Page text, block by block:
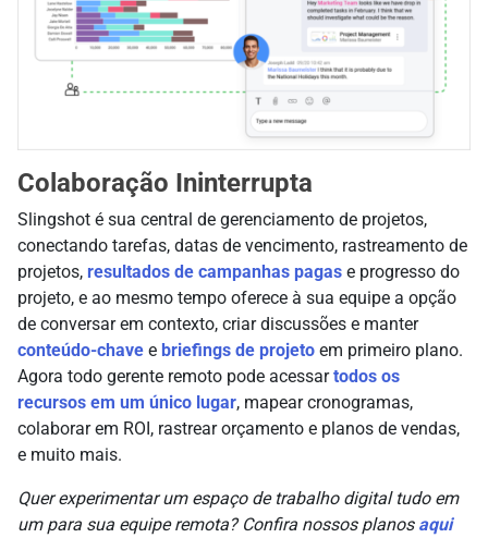
Colaboração Ininterrupta
Slingshot é sua central de gerenciamento de projetos,
conectando tarefas, datas de vencimento, rastreamento de
projetos, resultados de campanhas pagas e progresso do
projeto, e ao mesmo tempo oferece à sua equipe a opção
de conversar em contexto, criar discussões e manter
conteúdo-chave e briefings de projeto em primeiro plano.
Agora todo gerente remoto pode acessartodos os
recursos em um único lugar, mapear cronogramas,
colaborar em ROI, rastrear orçamento e planos de vendas,
e muito mais.
Quer experimentar um espaço de trabalho digital tudo em
um para sua equipe remota? Confira nossos planos aqui